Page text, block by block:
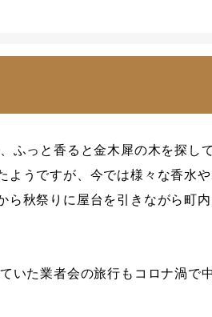
ふっと香ると金木犀の木を探し
うですが、今では様々な香水
秋祭りに屋台を引きながら町
いた業者会の旅行もコロナ渦で